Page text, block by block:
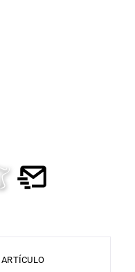
ARTÍCULO